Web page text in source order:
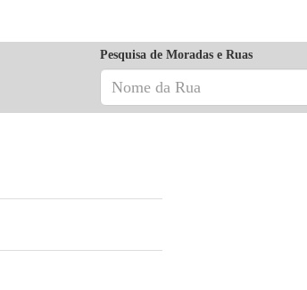
Pesquisa de Moradas e Ruas